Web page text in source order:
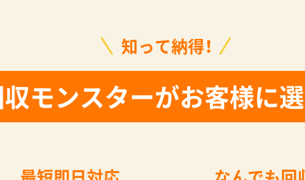
知って納得！
モンスターがお客様に